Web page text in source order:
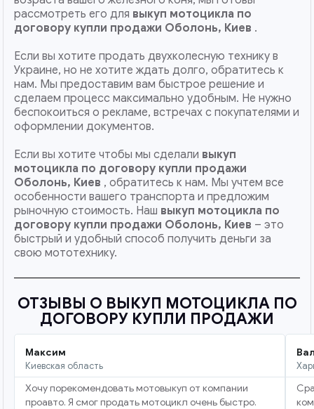
рассмотреть его для выкуп мотоцикла по
договору купли продажи Оболонь, Киев .
Если вы хотите продать двухколесную технику в
Украине, но не хотите ждать долго, обратитесь к
нам. Мы предоставим вам быстрое решение и
сделаем процесс максимально удобным. Не нужно
беспокоиться о рекламе, встречах с покупателями и
оформлении документов.
Если вы хотите чтобы мы сделали выкуп
мотоцикла по договору купли продажи
Оболонь, Киев , обратитесь к нам. Мы учтем все
особенности вашего транспорта и предложим
рыночную стоимость. Наш выкуп мотоцикла по
договору купли продажи Оболонь, Киев – это
быстрый и удобный способ получить деньги за
свою мототехнику.
ОТЗЫВЫ О ВЫКУП МОТОЦИКЛА ПО
ДОГОВОРУ КУПЛИ ПРОДАЖИ
Максим
Киевская область
Хочу порекомендовать мотовыкуп от компании
проавто. Я смог продать мотоцикл очень быстро.